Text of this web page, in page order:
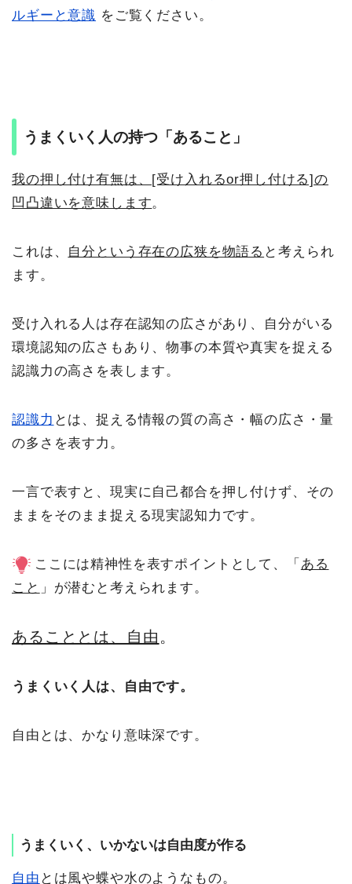
ルギーと意識 をご覧ください。
うまくいく人の持つ「あること」
我の押し付け有無は、[受け入れるor押し付ける]の
凹凸違いを意味します。
これは、 自分という存在の広狭を物語る と考えられ
ます。
受け入れる人は存在認知の広さがあり、自分がいる
環境認知の広さもあり、物事の本質や真実を捉える
認識力の高さを表します。
認識力 とは、捉える情報の質の高さ・幅の広さ・量
の多さを表す力。
一言で表すと、現実に自己都合を押し付けず、その
ままをそのまま捉える現実認知力です。
ここには精神性を表すポイントとして、「 ある
こと 」が潜むと考えられます。
あることとは、自由 。
うまくいく人は、自由です。
自由とは、かなり意味深です。
うまくいく、いかないは自由度が作る
自由 とは風や蝶や水のようなもの。